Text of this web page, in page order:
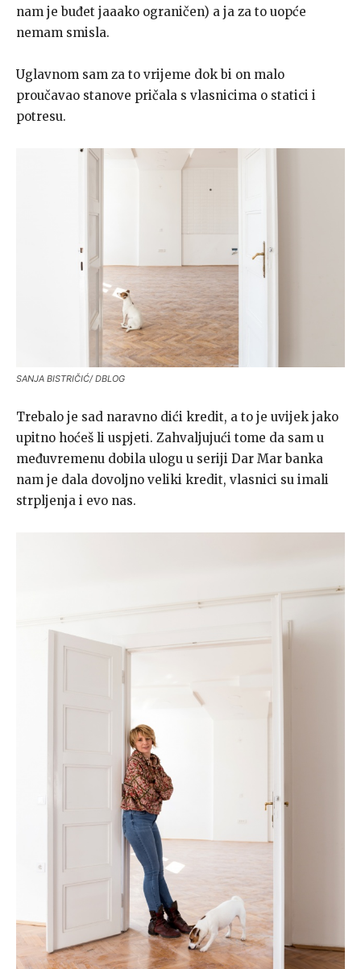
nam je buđet jaaako ograničen) a ja za to uopće
nemam smisla.
Uglavnom sam za to vrijeme dok bi on malo
proučavao stanove pričala s vlasnicima o statici i
potresu.
SANJA BISTRIČIĆ/ DBLOG
Trebalo je sad naravno dići kredit, a to je uvijek jako
upitno hoćeš li uspjeti. Zahvaljujući tome da sam u
međuvremenu dobila ulogu u seriji Dar Mar banka
nam je dala dovoljno veliki kredit, vlasnici su imali
strpljenja i evo nas.